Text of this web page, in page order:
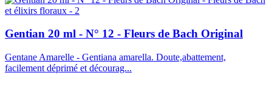
Gentian 20 ml - N° 12 - Fleurs de Bach Original
Gentane Amarelle - Gentiana amarella. Doute,abattement,
facilement déprimé et décourag...